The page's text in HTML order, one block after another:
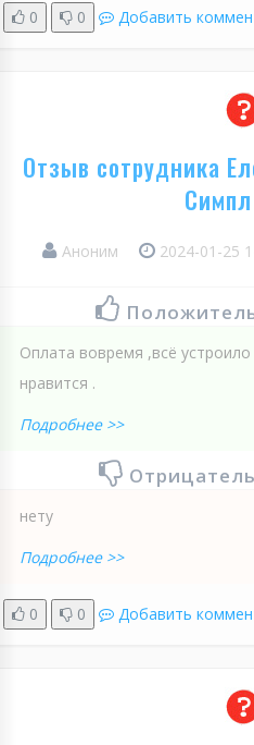
0 0 Добавить
Отзыв сотрудника
Аноним 2024-01-25
Оплата вовремя ,всё
нравится .
Подробнее >>
нету
Подробнее >>
0 0 Добавить